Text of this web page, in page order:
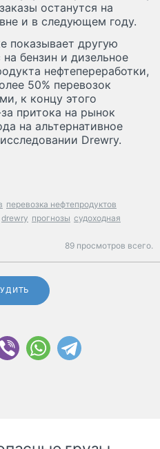
останутся на
и в следующем году.
показывает другую
бензин и дизельное
нефтепереработки,
50% перевозок
к концу этого
притока на рынок
на альтернативное
Drewry.
перевозка нефтепродуктов
drewry прогнозы судоходная
89 просмотров всего.